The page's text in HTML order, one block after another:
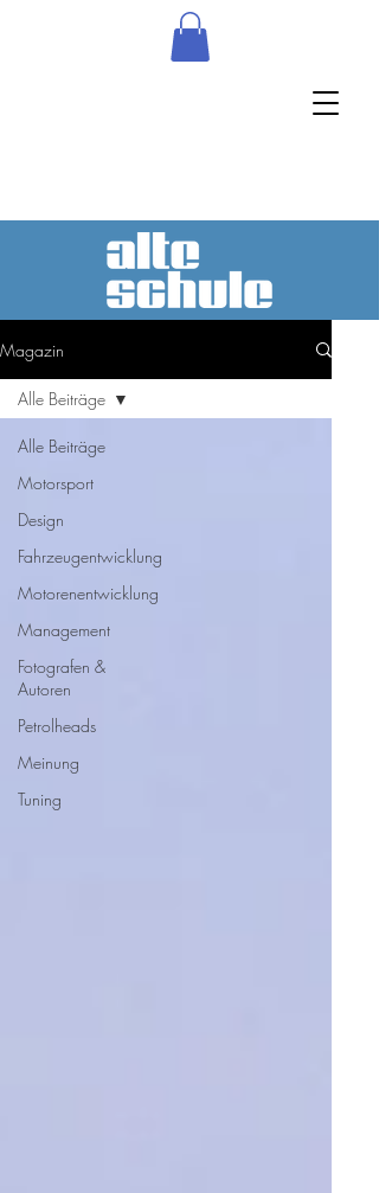
Magazin
Alle Beiträge
Motorsport
Design
Fahrzeugentwicklung
Motorenentwicklung
Management
Fotografen &
Autoren
Petrolheads
Meinung
Tuning
Alle Beiträge